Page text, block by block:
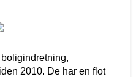
2010. De har en flot